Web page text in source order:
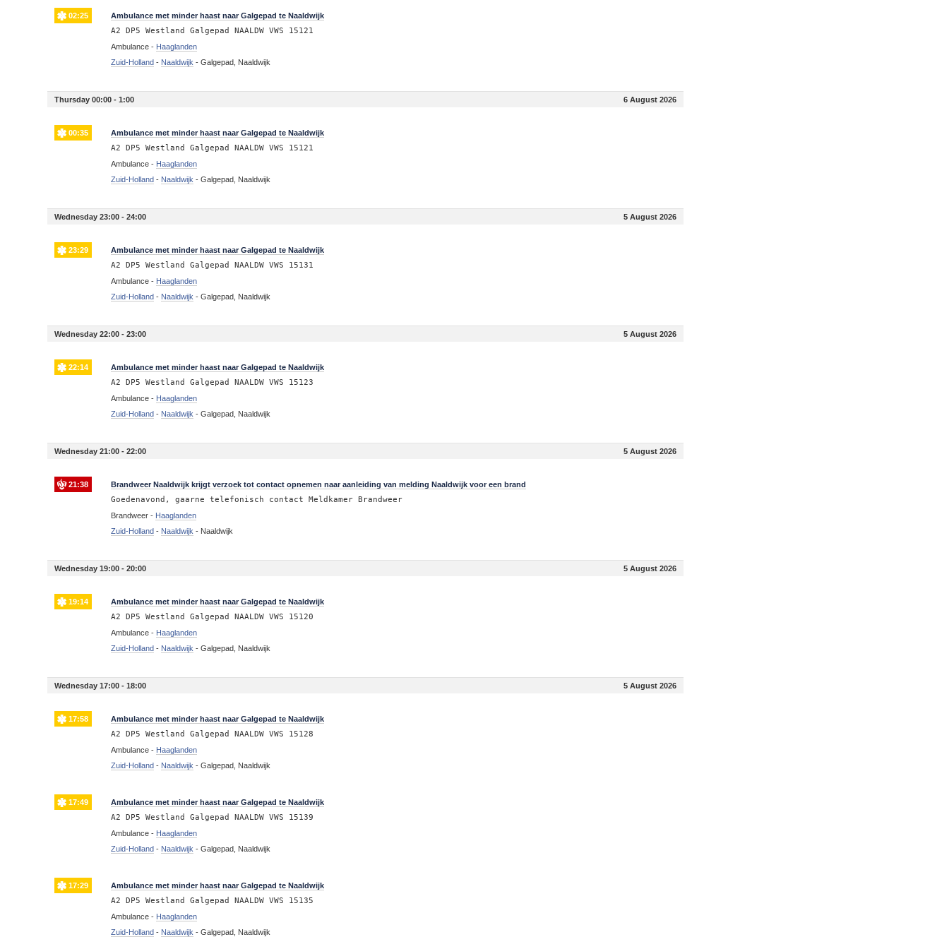
02:25 Ambulance met minder haast naar Galgepad te Naaldwijk
A2 DP5 Westland Galgepad NAALDW VWS 15121
Ambulance - Haaglanden
Zuid-Holland - Naaldwijk -Galgepad, Naaldwijk
Thursday 00:00 - 1:00 6 August 2026
00:35 Ambulance met minder haast naar Galgepad te Naaldwijk
A2 DP5 Westland Galgepad NAALDW VWS 15121
Ambulance - Haaglanden
Zuid-Holland - Naaldwijk -Galgepad, Naaldwijk
Wednesday 23:00 - 24:00 5 August 2026
23:29 Ambulance met minder haast naar Galgepad te Naaldwijk
A2 DP5 Westland Galgepad NAALDW VWS 15131
Ambulance - Haaglanden
Zuid-Holland - Naaldwijk -Galgepad, Naaldwijk
Wednesday 22:00 - 23:00 5 August 2026
22:14 Ambulance met minder haast naar Galgepad te Naaldwijk
A2 DP5 Westland Galgepad NAALDW VWS 15123
Ambulance - Haaglanden
Zuid-Holland - Naaldwijk -Galgepad, Naaldwijk
Wednesday 21:00 - 22:00 5 August 2026
21:38 Brandweer Naaldwijk krijgt verzoek tot contact opnemen naar aanleiding van melding Naaldwijk voor een brand
Goedenavond, gaarne telefonisch contact Meldkamer Brandweer
Brandweer - Haaglanden
Zuid-Holland - Naaldwijk - Naaldwijk
Wednesday 19:00 - 20:00 5 August 2026
19:14 Ambulance met minder haast naar Galgepad te Naaldwijk
A2 DP5 Westland Galgepad NAALDW VWS 15120
Ambulance - Haaglanden
Zuid-Holland - Naaldwijk -Galgepad, Naaldwijk
Wednesday 17:00 - 18:00 5 August 2026
17:58 Ambulance met minder haast naar Galgepad te Naaldwijk
A2 DP5 Westland Galgepad NAALDW VWS 15128
Ambulance - Haaglanden
Zuid-Holland - Naaldwijk -Galgepad, Naaldwijk
17:49 Ambulance met minder haast naar Galgepad te Naaldwijk
A2 DP5 Westland Galgepad NAALDW VWS 15139
Ambulance - Haaglanden
Zuid-Holland - Naaldwijk -Galgepad, Naaldwijk
17:29 Ambulance met minder haast naar Galgepad te Naaldwijk
A2 DP5 Westland Galgepad NAALDW VWS 15135
Ambulance - Haaglanden
Zuid-Holland - Naaldwijk -Galgepad, Naaldwijk